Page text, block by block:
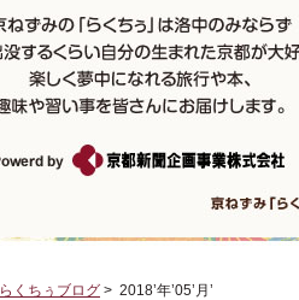
らくちぅブログ > 2018’年’05’月’